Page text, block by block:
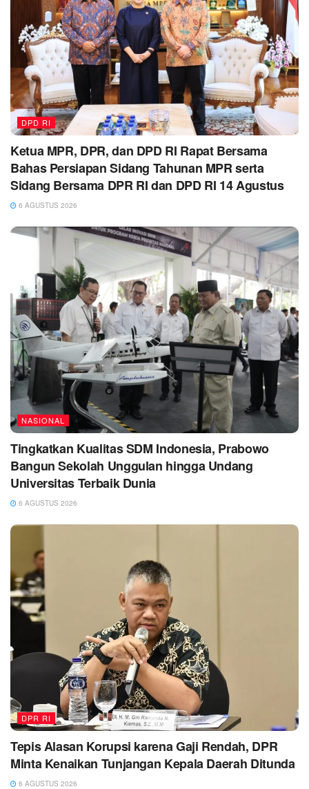
DPD RI
Ketua MPR, DPR, dan DPD RI Rapat Bersama
Bahas Persiapan Sidang Tahunan MPR serta
Sidang Bersama DPR RI dan DPD RI 14 Agustus
6 AGUSTUS 2026
NASIONAL
Tingkatkan Kualitas SDM Indonesia, Prabowo
Bangun Sekolah Unggulan hingga Undang
Universitas Terbaik Dunia
6 AGUSTUS 2026
DPR RI
Tepis Alasan Korupsi karena Gaji Rendah, DPR
Minta Kenaikan Tunjangan Kepala Daerah Ditunda
6 AGUSTUS 2026